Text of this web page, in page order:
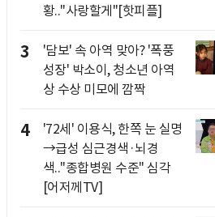
황.."사랑할게"[핫피플]
3
'담보' 속 아역 맞아? '폭풍
성장' 박소이, 청소년 아역
상 수상 미모에 깜짝
4
'72세' 이용식, 한쪽 눈 실명
→급성 심근경색·뇌경
색.."종합병원 수준" 심각
[어저께TV]